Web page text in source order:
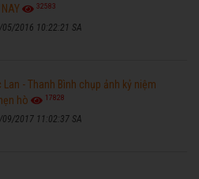
NAY
32583
05/2016 10:22:21 SA
Lan - Thanh Bình chụp ảnh kỷ niệm
hò
17828
09/2017 11:02:37 SA